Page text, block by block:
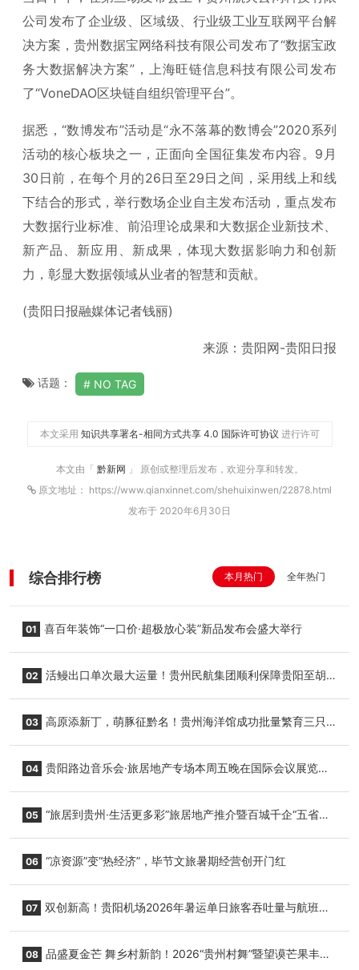
公司发布了企业级、区域级、行业级工业互联网平台解
决方案，贵州数据宝网络科技有限公司发布了“数据宝政
务大数据解决方案”，上海旺链信息科技有限公司发布
了“VoneDAO区块链自组织管理平台”。
据悉，“数博发布”活动是“永不落幕的数博会”2020系列
活动的核心板块之一，正面向全国征集发布内容。9月
30日前，在每个月的26日至29日之间，采用线上和线
下结合的形式，举行数场企业自主发布活动，重点发布
大数据行业标准、前沿理论成果和大数据企业新技术、
新产品、新应用、新成果，体现大数据影响力和创新
力，彰显大数据领域从业者的智慧和贡献。
(贵阳日报融媒体记者钱丽)
来源：贵阳网-贵阳日报
话题： NO TAG
本文采用 知识共享署名-相同方式共享 4.0 国际许可协议 进行许可
本文由「 黔新网 」 原创或整理后发布，欢迎分享和转发。
原文地址： https://www.qianxinnet.com/shehuixinwen/22878.html
发布于 2020年6月30日
综合排行榜 本月热门 全年热门
01 喜百年装饰“一口价·超极放心装”新品发布会盛大举行
02 活鳗出口单次最大运量！贵州民航集团顺利保障贵阳至胡
03 高原添新丁，萌豚征黔名！贵州海洋馆成功批量繁育三只
04 贵阳路边音乐会·旅居地产专场本周五晚在国际会议展览中
05 “旅居到贵州·生活更多彩”旅居地产推介暨百城千企“五省
06 “凉资源”变“热经济”，毕节文旅暑期经营创开门红
07 双创新高！贵阳机场2026年暑运单日旅客吞吐量与航班起
08 品盛夏金芒 舞乡村新韵！2026“贵州村舞”暨望谟芒果丰收